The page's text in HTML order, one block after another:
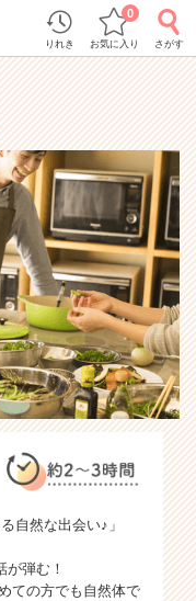
りれき お気に入り
0
さがす
自然な出会い♪」
弾む！
ての方でも自然体で